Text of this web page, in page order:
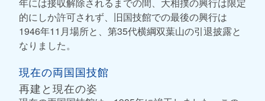
的にしか許可されず、旧国技館での最後の興行は
1946年11月場所と、第35代横綱双葉山の引退披露と
なりました。
現在の両国国技館
再建と現在の姿